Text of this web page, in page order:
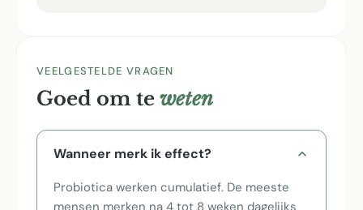
VEELGESTELDE VRAGEN
Goed om te weten
Wanneer merk ik effect?
Probiotica werken cumulatief. De meeste
mensen merken na 4 tot 8 weken dagelijks